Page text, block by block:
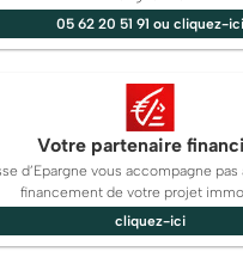
05 62 20 51 91 ou cliquez-ici
Votre partenaire
d’Epargne vous accompagne pas
financement de votre projet
cliquez-ici